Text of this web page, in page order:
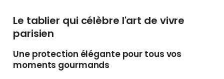
Le tablier qui célèbre l'art de vivre
parisien
Une protection élégante pour tous vos
moments gourmands